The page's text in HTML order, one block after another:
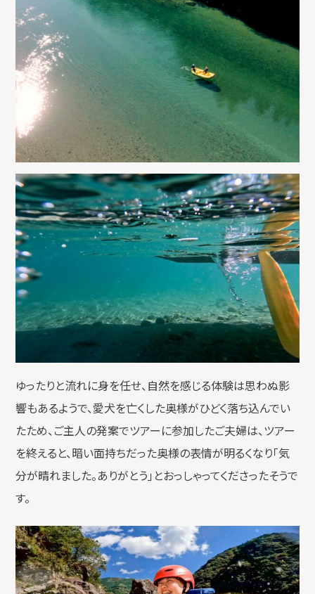
ゆったりと流れに身を任せ、自然を感じる体験は思わぬ影
響もあるようで、愛犬を亡くした奥様がひどく落ち込んでい
たため、ご主人の発案でツアーに参加したご夫婦は、ツアー
を終えると、暗い面持ちだった奥様の表情が明るくなり「気
分が晴れました。ありがとう」とおっしゃってくださったそうで
す。